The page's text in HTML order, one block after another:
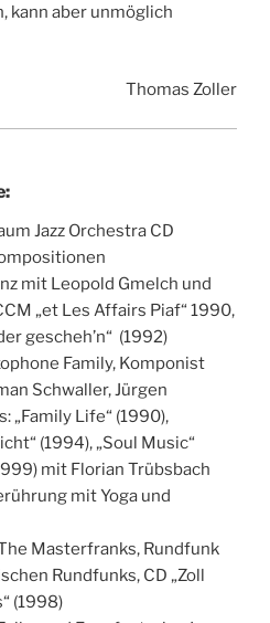
kann aber unmöglich
Thomas Zoller
Jazz Orchestra CD
mit Leopold Gmelch und
„et Les Affairs Piaf“ 1990,
gescheh’n“ (1992)
Family, Komponist
Schwaller, Jürgen
„Family Life“ (1990),
(1994), „Soul Music“
mit Florian Trübsbach
mit Yoga und
Masterfranks, Rundfunk
Rundfunks, CD „Zoll
(1998)